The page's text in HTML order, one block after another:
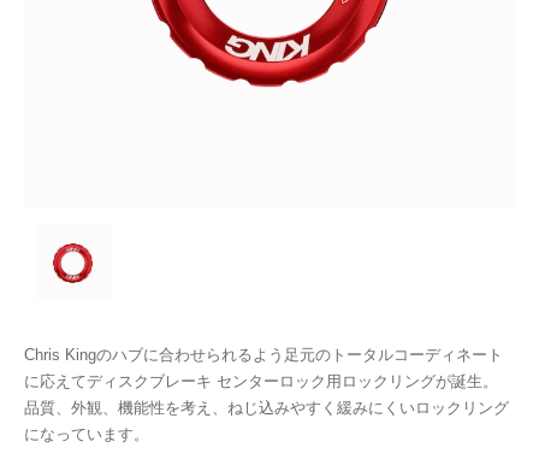
Chris Kingのハブに合わせられるよう足元のトータルコーディネート
に応えてディスクブレーキ センターロック用ロックリングが誕生。
品質、外観、機能性を考え、ねじ込みやすく緩みにくいロックリング
になっています。